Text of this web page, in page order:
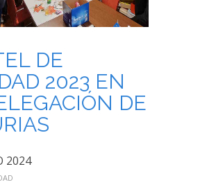
DE
2023 EN
DE
2024